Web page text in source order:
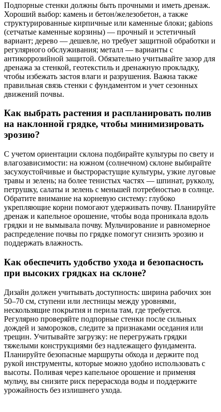
Подпорные стенки должны быть прочными и иметь дренаж.
Хороший выбор: камень и бетон/железобетон, а также
структурированные кирпичные или каменные блоки; gabions
(сетчатые каменные корзины) — прочный и эстетичный
вариант; дерево — дешевле, но требует защитной обработки и
регулярного обслуживания; металл — варианты с
антикоррозийной защитой. Обязательно учитывайте зазор для
дренажа за стенкой, геотекстиль и дренажную прокладку,
чтобы избежать застоя влаги и разрушения. Важна также
правильная связь стенки с фундаментом и учет сезонных
движений почвы.
Как выбрать растения и распланировать полив
на наклонной грядке, чтобы минимизировать
эрозию?
С учетом ориентации склона подбирайте культуры по свету и
влагозависимости: на южном (солнечном) склоне выбирайте
засухоустойчивые и быстрорастущие культуры, узкие луговые
травы и зелень; на более тенистых частях — шпинат, рукколу,
петрушку, салаты и зелень с меньшей потребностью в солнце.
Обратите внимание на корневую систему: глубоко
укрепляющие корни помогают удерживать почву. Планируйте
дренаж и капельное орошение, чтобы вода проникала вдоль
грядки и не вымывала почву. Мульчирование и равномерное
распределение почвы по грядке помогут снизить эрозию и
поддержать влажность.
Как обеспечить удобство ухода и безопасность
при высоких грядках на склоне?
Дизайн должен учитывать доступность: ширина рабочих зон
50–70 см, ступени или лестницы между уровнями,
нескользящие покрытия и перила там, где требуется.
Регулярно проверяйте подпорные стенки после сильных
дождей и заморозков, следите за признаками оседания или
трещин. Учитывайте загрузку: не перегружать грядки
тяжелыми конструкциями без надлежащего фундамента.
Планируйте безопасные маршруты обхода и держите под
рукой инструменты, которые можно удобно использовать с
высоты. Поливая через капельное орошение и применяя
мульчу, вы снизите риск перерасхода воды и поддержите
урожайность без излишнего ухода.